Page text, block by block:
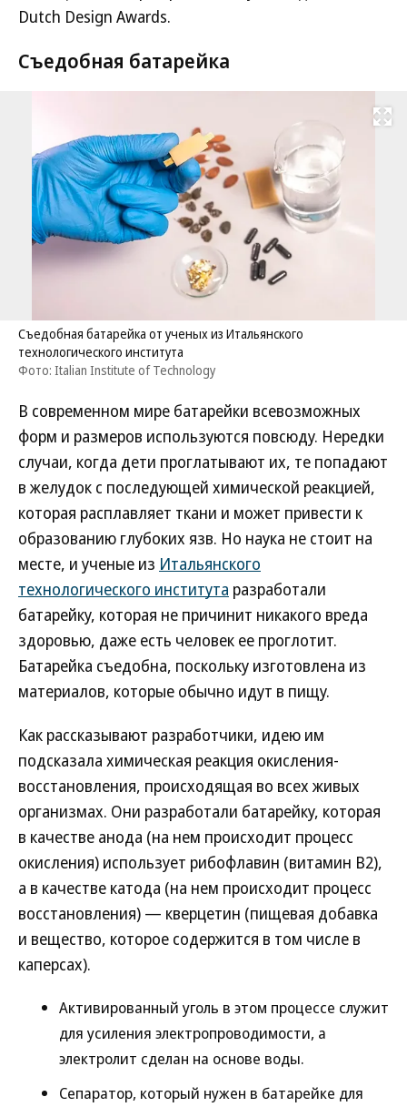
Dutch Design Awards.
Съедобная батарейка
Развернуть
Съедобная батарейка от ученых из Итальянского
технологического института
Фото: Italian Institute of Technology
В современном мире батарейки всевозможных
форм и размеров используются повсюду. Нередки
случаи, когда дети проглатывают их, те попадают
в желудок с последующей химической реакцией,
которая расплавляет ткани и может привести к
образованию глубоких язв. Но наука не стоит на
месте, и ученые из Итальянского
технологического института разработали
батарейку, которая не причинит никакого вреда
здоровью, даже есть человек ее проглотит.
Батарейка съедобна, поскольку изготовлена из
материалов, которые обычно идут в пищу.
Как рассказывают разработчики, идею им
подсказала химическая реакция окисления-
восстановления, происходящая во всех живых
организмах. Они разработали батарейку, которая
в качестве анода (на нем происходит процесс
окисления) использует рибофлавин (витамин B2),
а в качестве катода (на нем происходит процесс
восстановления) — кверцетин (пищевая добавка
и вещество, которое содержится в том числе в
каперсах).
Активированный уголь в этом процессе служит
для усиления электропроводимости, а
электролит сделан на основе воды.
Сепаратор, который нужен в батарейке для